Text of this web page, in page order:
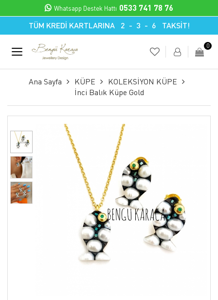
TÜM KREDİ KARTLARINA 2 - 3 - 6 TAKSİT!
Whatsapp Destek Hattı 0533 741 78 76
0
Ana Sayfa KÜPE
KOLEKSİYON KÜPE
İnci Balık Küpe Gold